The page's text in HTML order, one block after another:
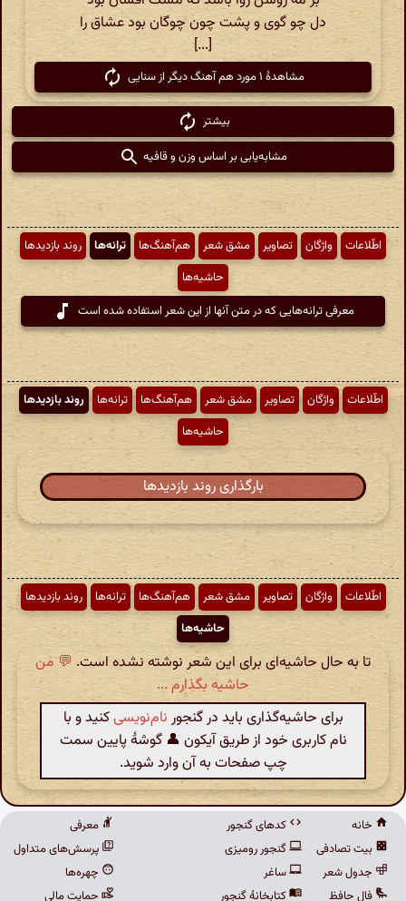
دل چو گوی و پشت چون چوگان بود عشاق را
[...]
مشاهدهٔ ۱ مورد هم آهنگ دیگر از سنایی
بیشتر
مشابه‌یابی بر اساس وزن و قافیه
اطّلاعات واژگان تصاویر مشق شعر هم‌آهنگ‌ها ترانه‌ها
روند بازدیدها
حاشیه‌ها
معرفی ترانه‌هایی که در متن آنها از این شعر استفاده شده است
اطّلاعات واژگان تصاویر مشق شعر هم‌آهنگ‌ها ترانه‌ها
روند بازدیدها
حاشیه‌ها
بارگذاری روند بازدیدها
اطّلاعات واژگان تصاویر مشق شعر هم‌آهنگ‌ها ترانه‌ها
روند بازدیدها
حاشیه‌ها
تا به حال حاشیه‌ای برای این شعر نوشته نشده است. 💬 من
حاشیه بگذارم ...
برای حاشیه‌گذاری باید در گنجور نام‌نویسیکنید و با
نام کاربری خود از طریق آیکون 👤 گوشهٔ پایین سمت
چپ صفحات به آن وارد شوید.
خانه
بیت تصادفی
جدول شعر
فال حافظ
کدهای گنجور
گنجور رومیزی
ساغر
کتابخانهٔ گنجور
معرفی
پرسش‌های متداول
چهره‌ها
حمایت مالی